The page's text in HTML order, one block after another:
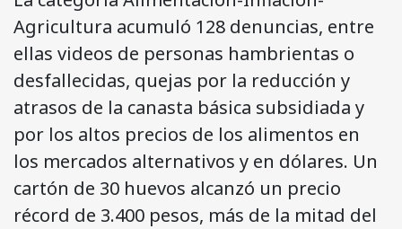
Agricultura acumuló 128 denuncias, entre
ellas videos de personas hambrientas o
desfallecidas, quejas por la reducción y
atrasos de la canasta básica subsidiada y
por los altos precios de los alimentos en
los mercados alternativos y en dólares. Un
cartón de 30 huevos alcanzó un precio
récord de 3.400 pesos, más de la mitad del